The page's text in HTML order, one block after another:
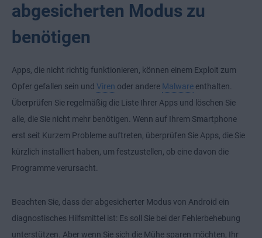
abgesicherten Modus zu
benötigen
Apps, die nicht richtig funktionieren, können einem Exploit zum
Opfer gefallen sein und Viren oder andere Malware enthalten.
Überprüfen Sie regelmäßig die Liste Ihrer Apps und löschen Sie
alle, die Sie nicht mehr benötigen. Wenn auf Ihrem Smartphone
erst seit Kurzem Probleme auftreten, überprüfen Sie Apps, die Sie
kürzlich installiert haben, um festzustellen, ob eine davon die
Programme verursacht.
Beachten Sie, dass der abgesicherter Modus von Android ein
diagnostisches Hilfsmittel ist: Es soll Sie bei der Fehlerbehebung
unterstützen. Aber wenn Sie sich die Mühe sparen möchten, Ihr